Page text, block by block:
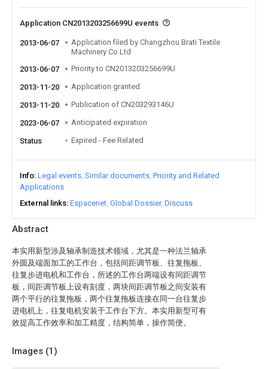
Abstract
本实用新型涉及轴承制造技术领域，尤其是一种法兰轴承
外圆及端面加工的工作台，包括间距调节板、往复拖板、
往复步进电机和工作台，所述的工作台两端设有间距调节
板，间距调节板上设有刻度，两块间距调节板之间安装有
两个平行的往复拖板，两个往复拖板连接在同一台往复步
进电机上，往复电机安装于工作台下方。本实用新型可有
效提高工作效率和加工精度，结构简单，操作简便。
Images (1)
Application CN2013203256699U events
2013-06-07
Application filed by Changzhou Brati Textile
Machinery Co Ltd
2013-06-07
Priority to CN2013203256699U
2013-11-20 Application granted
2013-11-20 Publication of CN203293146U
2023-06-07 Anticipated expiration
Status Expired - Fee Related
Info Legal events Similar documents Priority and Related
Applications
External links Espacenet Global Dossier Discuss